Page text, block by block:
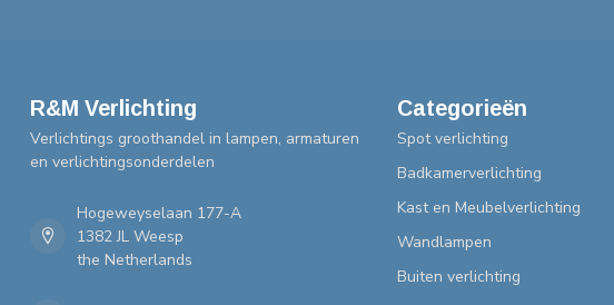
R&M Verlichting
Verlichtings groothandel in lampen, armaturen
en verlichtingsonderdelen
Hogeweyselaan 177-A
1382 JL Weesp
the Netherlands
Categorieën
Spot verlichting
Badkamerverlichting
Kast en Meubelverlichting
Wandlampen
Buiten verlichting